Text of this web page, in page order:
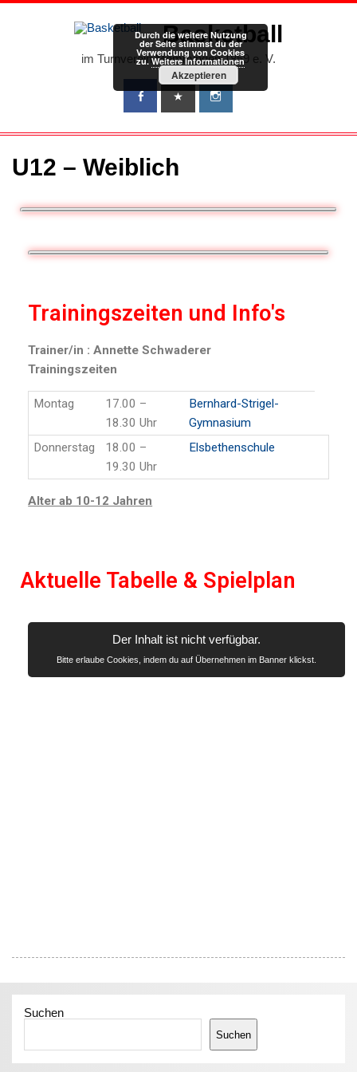
Basketball
im Turnverein Memmingen 1859 e. V.
U12 – Weiblich
Trainingszeiten und Info's
Trainer/in : Annette Schwaderer
Trainingszeiten
Montag
17.00 –
18.30 Uhr
Bernhard-Strigel-
Gymnasium
Donnerstag
18.00 –
19.30 Uhr
Elsbethenschule
Alter ab 10-12 Jahren
Aktuelle Tabelle & Spielplan
Der Inhalt ist nicht verfügbar.
Bitte erlaube Cookies, indem du auf Übernehmen im Banner klickst.
Suchen
Suchen
Durch die weitere Nutzung
der Seite stimmst du der
Verwendung von Cookies
zu.Weitere Informationen
Akzeptieren